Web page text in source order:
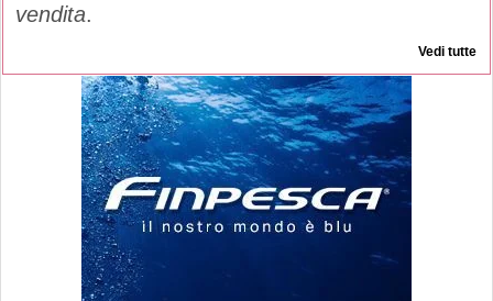
vendita.
Vedi tutte